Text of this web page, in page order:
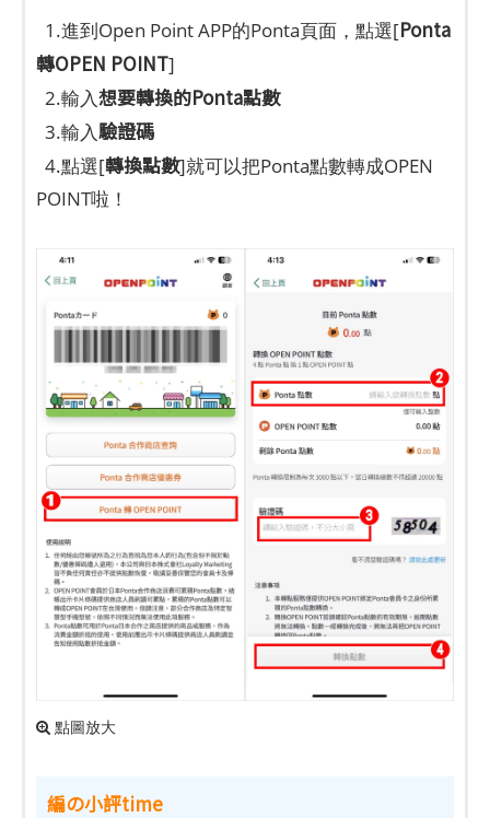
1.進到Open Point APP的Ponta頁面，點選[Ponta
轉OPEN POINT]
2.輸入想要轉換的Ponta點數
3.輸入驗證碼
4.點選[轉換點數]就可以把Ponta點數轉成OPEN
POINT啦！
點圖放大
編の小評time